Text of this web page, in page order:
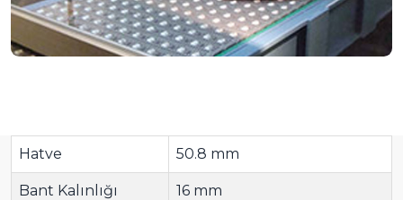
Hatve 50.8 mm
Bant Kalınlığı 16 mm